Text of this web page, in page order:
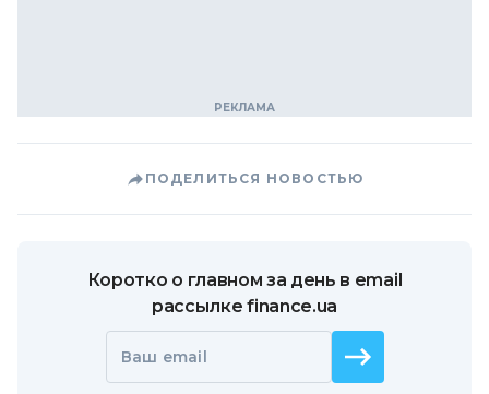
ПОДЕЛИТЬСЯ НОВОСТЬЮ
Коротко о главном за день в email
рассылке finance.ua
Ваш email